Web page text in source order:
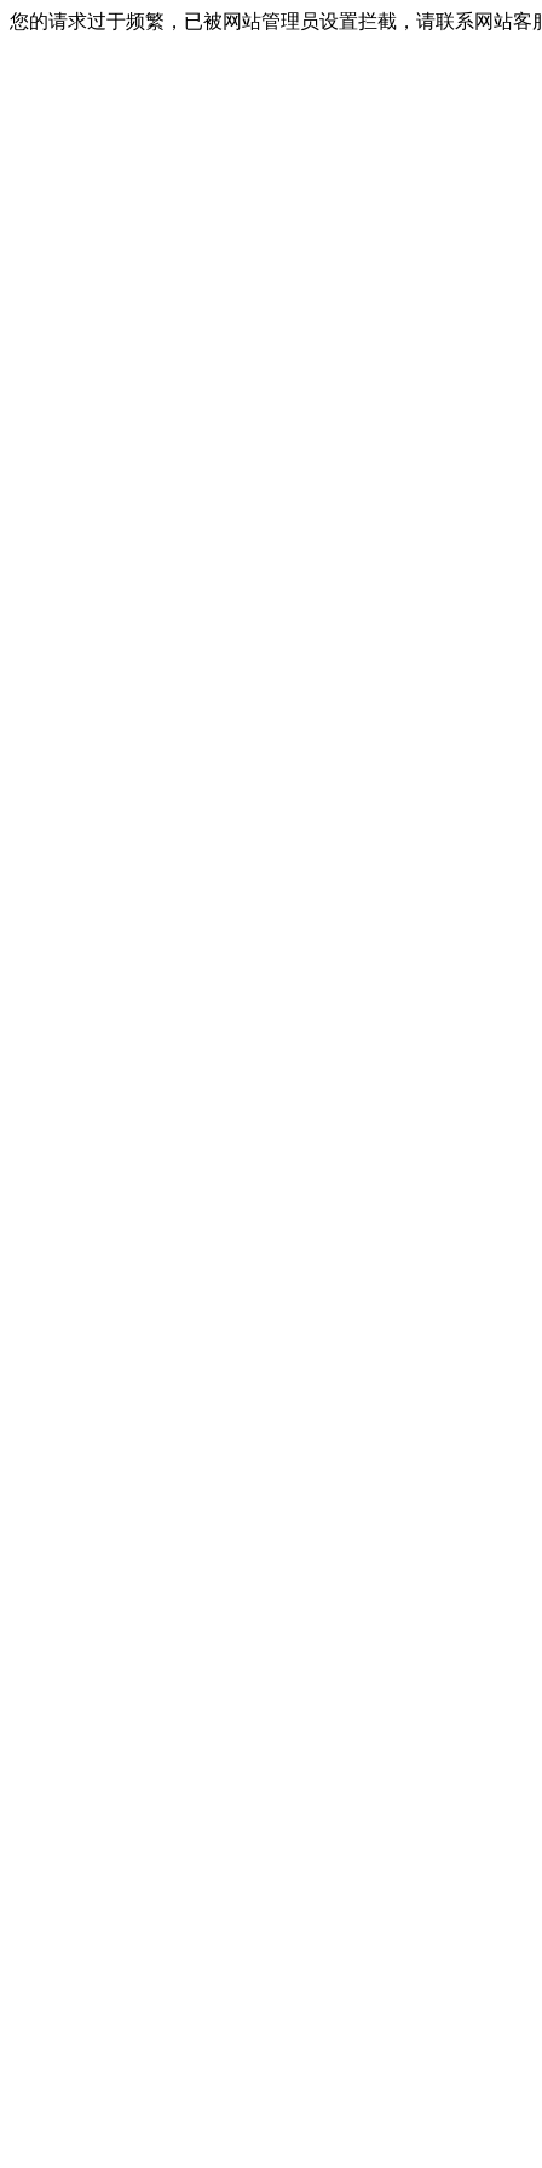
您的请求过于频繁，已被网站管理员设置拦截，请联系网站客